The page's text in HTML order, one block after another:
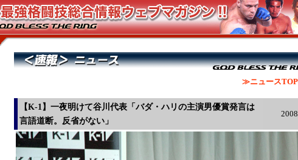
≫ニュース
【K-1】一夜明けて谷川代表「バダ・ハリの主演男優賞発言は
言語道断。反省がない」